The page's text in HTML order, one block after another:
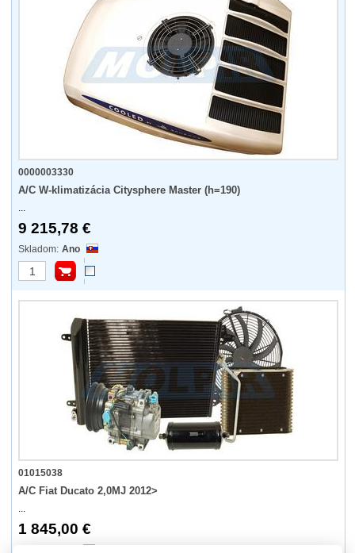
0000003330
A/C W-klimatizácia Citysphere Master (h=190)
...
9 215,78 €
Ano
01015038
A/C Fiat Ducato 2,0MJ 2012>
...
1 845,00 €